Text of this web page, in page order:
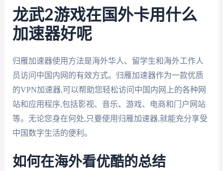
龙武2游戏在国外卡用什么
加速器好呢
归雁加速器使用方法是海外华人、留学生和海外工作人
员访问中国内网的有效方式。归雁加速器作为一款优质
的VPN加速器,可以帮助您轻松访问中国内网上的各种网
站和应用程序,包括影视、音乐、游戏、电商和门户网站
等。无论您身在何处,只要使用归雁加速器,就能充分享受
中国数字生活的便利。
如何在海外看优酷的总结